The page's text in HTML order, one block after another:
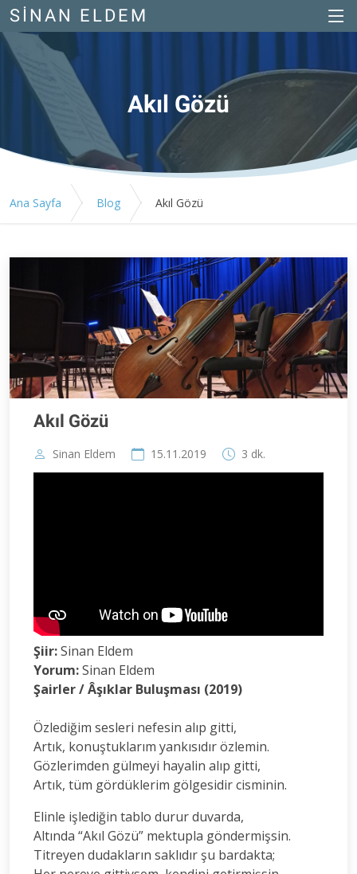
SINAN ELDEM
Akıl Gözü
Ana Sayfa Blog Akıl Gözü
Akıl Gözü
Sinan Eldem 15.11.2019 3 dk.
Şiir:Sinan Eldem
Yorum:Sinan Eldem
Şairler / Âşıklar Buluşması (2019)
Özlediğim sesleri nefesin alıp gitti,
Artık, konuştuklarım yankısıdır özlemin.
Gözlerimden gülmeyi hayalin alıp gitti,
Artık, tüm gördüklerim gölgesidir cisminin.
Elinle işlediğin tablo durur duvarda,
Altında “Akıl Gözü” mektupla göndermişsin.
Titreyen dudakların saklıdır şu bardakta;